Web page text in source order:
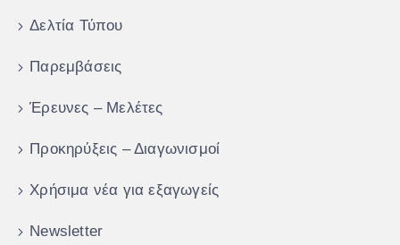
Δελτία Τύπου
Παρεμβάσεις
Έρευνες – Μελέτες
Προκηρύξεις – Διαγωνισμοί
Χρήσιμα νέα για εξαγωγείς
Newsletter